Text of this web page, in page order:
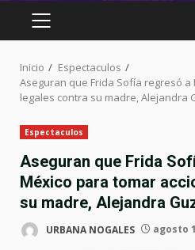
MENÚ
PRINCIPAL
Inicio
Espectaculos
Aseguran que Frida Sofía regresó
legales contra su madre, Alejandra
Espectaculos
Aseguran que Frida
México para tomar
su madre, Alejandra
URBANA NOGALES agosto